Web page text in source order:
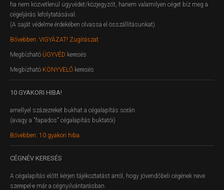
ha nem közvetlenül ügyvédet/közjegyzőt, hanem valamilyen céget bíz meg a
cégeljárás lefolytatásával.
(A saját védelme érdekében olvassa el összállításunkat)
Bővebben: VIGYÁZAT! Zugírászat
Megbízható ÜGYVÉD keresés
Megbízható KÖNYVELŐ keresés
10 GYAKORI HIBA!
amellyel százezreket bukhat a cégalapítás során.
(avagy a "fapados" cégalapítás buktatói)
Bővebben: 10 gyakori hiba
CÉGNÉV KERESÉS
A cégalapítás előtt kérjen tájékoztatást arról, hogy jövendőbeli cégének neve
szerepel-e már a cégnyilvántarásban.